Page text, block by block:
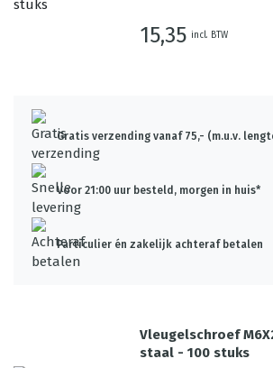
15,35 incl. BTW
Gratis verzending vanaf 75,- (m.u.v.
Voor 21:00 uur besteld, morgen in huis*
Particulier én zakelijk achteraf betalen
Vleugelschroef
staal - 100 stuks